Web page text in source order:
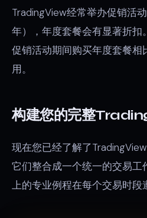
TradingView经常举办促销活
年），年度套餐会有显著折扣
促销活动期间购买年度套餐
用。
构建您的完整
现在您已经了解了
它们整合成一个统一的交易工
上的专业例程在每个交易时段